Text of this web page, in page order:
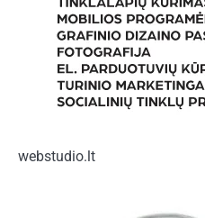
webstudio.lt